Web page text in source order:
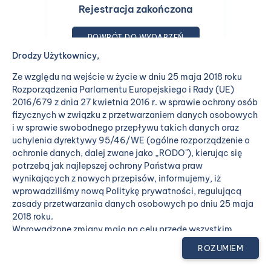
Rejestracja zakończona
POWRÓT DO WYDARZEŃ
Drodzy Użytkownicy,
Ze względu na wejście w życie w dniu 25 maja 2018 roku
Rozporządzenia Parlamentu Europejskiego i Rady (UE)
2016/679 z dnia 27 kwietnia 2016 r. w sprawie ochrony osób
fizycznych w związku z przetwarzaniem danych osobowych
i w sprawie swobodnego przepływu takich danych oraz
uchylenia dyrektywy 95/46/WE (ogólne rozporządzenie o
ochronie danych, dalej zwane jako „RODO"), kierując się
potrzebą jak najlepszej ochrony Państwa praw
wynikających z nowych przepisów, informujemy, iż
wprowadziliśmy nową Politykę prywatności, regulującą
zasady przetwarzania danych osobowych po dniu 25 maja
2018 roku.
Wprowadzone zmiany mają na celu przede wszystkim
podniesienie standardów obsługi oraz bezpieczeństwa
przetwarzania Państwa danych osobowych. W nowej wersji
ROZUMIEM